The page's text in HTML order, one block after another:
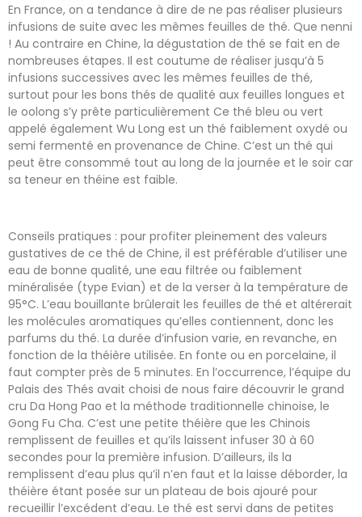
En France, on a tendance à dire de ne pas réaliser plusieurs
infusions de suite avec les mêmes feuilles de thé. Que nenni
! Au contraire en Chine, la dégustation de thé se fait en de
nombreuses étapes. Il est coutume de réaliser jusqu’à 5
infusions successives avec les mêmes feuilles de thé,
surtout pour les bons thés de qualité aux feuilles longues et
le oolong s’y prête particulièrement Ce thé bleu ou vert
appelé également Wu Long est un thé faiblement oxydé ou
semi fermenté en provenance de Chine. C’est un thé qui
peut être consommé tout au long de la journée et le soir car
sa teneur en théine est faible.
Conseils pratiques : pour profiter pleinement des valeurs
gustatives de ce thé de Chine, il est préférable d’utiliser une
eau de bonne qualité, une eau filtrée ou faiblement
minéralisée (type Evian) et de la verser à la température de
95°C. L’eau bouillante brûlerait les feuilles de thé et altérerait
les molécules aromatiques qu’elles contiennent, donc les
parfums du thé. La durée d’infusion varie, en revanche, en
fonction de la théière utilisée. En fonte ou en porcelaine, il
faut compter près de 5 minutes. En l’occurrence, l’équipe du
Palais des Thés avait choisi de nous faire découvrir le grand
cru Da Hong Pao et la méthode traditionnelle chinoise, le
Gong Fu Cha. C’est une petite théière que les Chinois
remplissent de feuilles et qu’ils laissent infuser 30 à 60
secondes pour la première infusion. D’ailleurs, ils la
remplissent d’eau plus qu’il n’en faut et la laisse déborder, la
théière étant posée sur un plateau de bois ajouré pour
recueillir l’excédent d’eau. Le thé est servi dans de petites